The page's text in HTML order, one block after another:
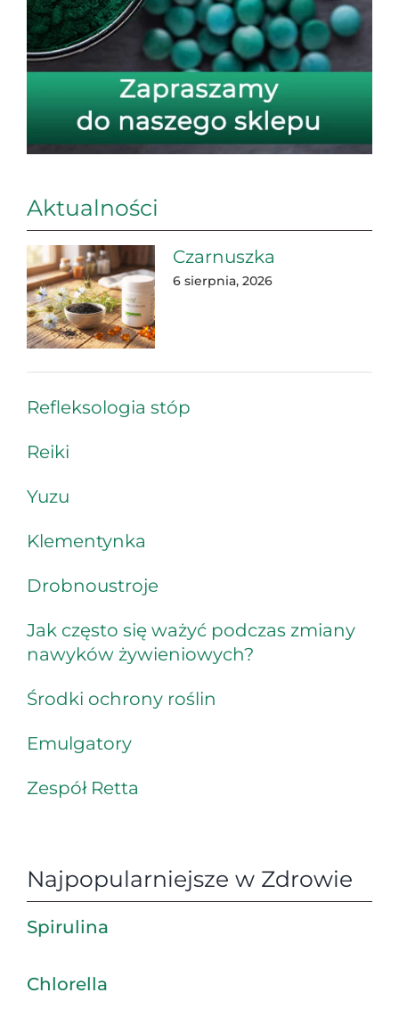
Aktualności
Czarnuszka
6 sierpnia, 2026
Refleksologia stóp
Reiki
Yuzu
Klementynka
Drobnoustroje
Jak często się ważyć podczas zmiany
nawyków żywieniowych?
Środki ochrony roślin
Emulgatory
Zespół Retta
Najpopularniejsze w Zdrowie
Spirulina
Chlorella